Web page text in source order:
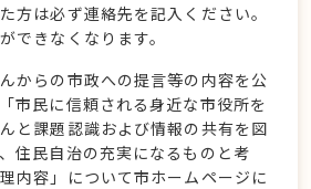
方は必ず連絡先を記入ください。
できなくなります。
からの市政への提言等の内容を公
市民に信頼される身近な市役所を
と課題認識および情報の共有を図
住民自治の充実になるものと考
内容」について市ホームページに